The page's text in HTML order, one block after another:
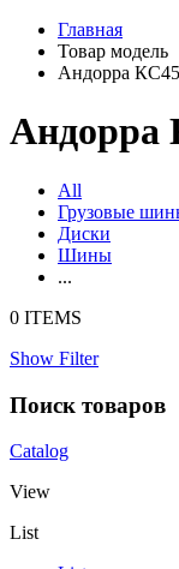
Главная
Товар модель
Андорра
Андорра
All
Грузовые
Диски
Шины
...
0 ITEMS
Show Filter
Поиск товаров
Catalog
View
List